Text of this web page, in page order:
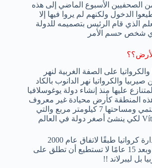
الصحفيين الأسبوع الماضي إلى هذه
الدخول ولكنهم لم يروا فيها إلا
الذي قام الرئيس بتصميمه للدولة
أي شخص حسم الأمر
والكرواتيا على الصفة الغربية لنهر
صيربيا والكرواتيا نهر الدانوب بالكاد
عليها منذ إنشاء دولة يوغوسلافيا
ترك هذه المنطقة كأرض محيادة غير معروف
بالتحديد إلى أي دولة تنتمي ومساحتها 7 كيلومتر مربع والتي
تخضع المنطقة تحت إدارة كرواتيا طبقًا لاتفاق عام 2000
ولكنها لا تهتم بها كثيرًا وبعد 15 عامًا لا تستطيع أن تطلق على
بل ليبرلاند !!